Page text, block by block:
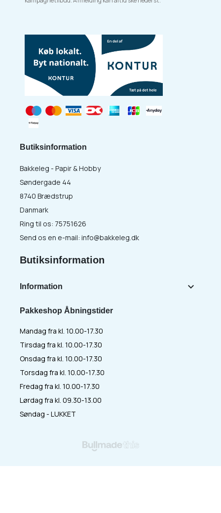
Pakkeshop Åbningstider
Mandag fra kl. 10.00-17.30
Tirsdag fra kl. 10.00-17.30
Onsdag fra kl. 10.00-17.30
Torsdag fra kl. 10.00-17.30
Fredag fra kl. 10.00-17.30
Lørdag fra kl. 09.30-13.00
Søndag - LUKKET
Butiksinformation
Bakkeleg - Papir & Hobby
Søndergade 44
8740 Brædstrup
Danmark
Ring til os: 75751626
Send os en e-mail: info@bakkeleg.dk
Butiksinformation
Information 